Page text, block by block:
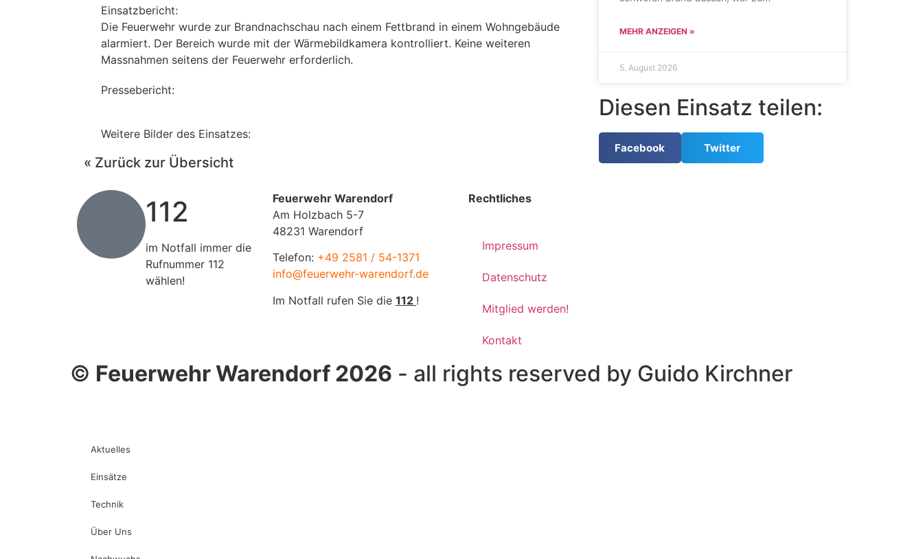
Einsatzbericht:
Die Feuerwehr wurde zur Brandnachschau nach einem Fettbrand in einem Wohngebäude
alarmiert. Der Bereich wurde mit der Wärmebildkamera kontrolliert. Keine weiteren
Massnahmen seitens der Feuerwehr erforderlich.
Pressebericht:
Weitere Bilder des Einsatzes:
« Zurück zur Übersicht
MEHR ANZEIGEN »
5. August 2026
Diesen Einsatz teilen:
Facebook Twitter
112
im Notfall immer die
Rufnummer 112
wählen!
Feuerwehr Warendorf
Am Holzbach 5-7
48231 Warendorf
Telefon: +49 2581 / 54-1371
info@feuerwehr-warendorf.de
Im Notfall rufen Sie die 112 !
Rechtliches
Impressum
Datenschutz
Mitglied werden!
Kontakt
© Feuerwehr Warendorf 2026 - all rights reserved by Guido Kirchner
Aktuelles
Einsätze
Technik
Über Uns